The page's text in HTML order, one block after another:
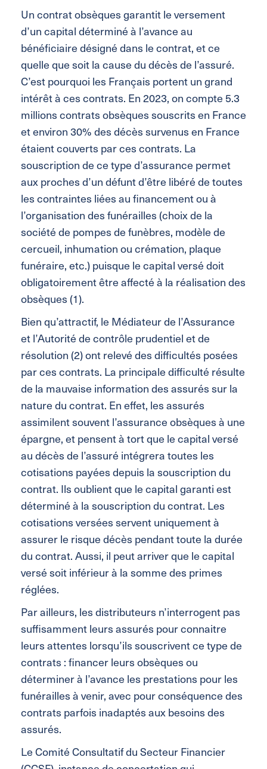
Un contrat obsèques garantit le versement
d’un capital déterminé à l’avance au
bénéficiaire désigné dans le contrat, et ce
quelle que soit la cause du décès de l’assuré.
C’est pourquoi les Français portent un grand
intérêt à ces contrats. En 2023, on compte 5.3
millions contrats obsèques souscrits en France
et environ 30% des décès survenus en France
étaient couverts par ces contrats. La
souscription de ce type d’assurance permet
aux proches d’un défunt d’être libéré de toutes
les contraintes liées au financement ou à
l’organisation des funérailles (choix de la
société de pompes de funèbres, modèle de
cercueil, inhumation ou crémation, plaque
funéraire, etc.) puisque le capital versé doit
obligatoirement être affecté à la réalisation des
obsèques (1).
Bien qu’attractif, le Médiateur de l’Assurance
et l’Autorité de contrôle prudentiel et de
résolution (2) ont relevé des difficultés posées
par ces contrats. La principale difficulté résulte
de la mauvaise information des assurés sur la
nature du contrat. En effet, les assurés
assimilent souvent l’assurance obsèques à une
épargne, et pensent à tort que le capital versé
au décès de l’assuré intégrera toutes les
cotisations payées depuis la souscription du
contrat. Ils oublient que le capital garanti est
déterminé à la souscription du contrat. Les
cotisations versées servent uniquement à
assurer le risque décès pendant toute la durée
du contrat. Aussi, il peut arriver que le capital
versé soit inférieur à la somme des primes
réglées.
Par ailleurs, les distributeurs n’interrogent pas
suffisamment leurs assurés pour connaitre
leurs attentes lorsqu’ils souscrivent ce type de
contrats : financer leurs obsèques ou
déterminer à l’avance les prestations pour les
funérailles à venir, avec pour conséquence des
contrats parfois inadaptés aux besoins des
assurés.
Le Comité Consultatif du Secteur Financier